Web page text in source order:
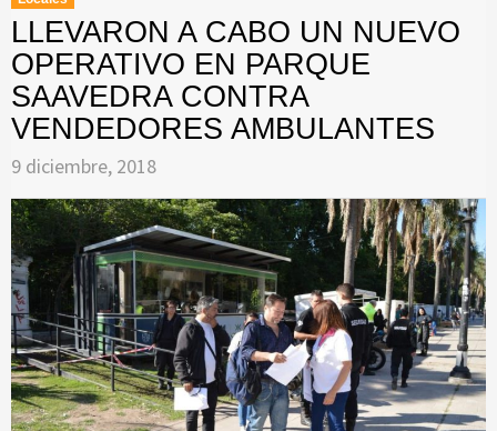
LLEVARON A CABO UN NUEVO
OPERATIVO EN PARQUE
SAAVEDRA CONTRA
VENDEDORES AMBULANTES
9 diciembre, 2018